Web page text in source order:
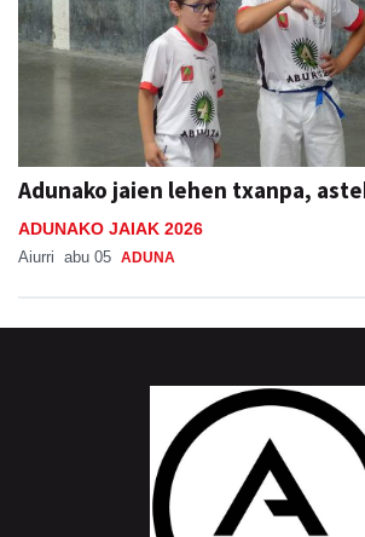
Adunako jaien lehen txanpa,
ADUNAKO JAIAK 2026
Aiurri abu 05 ADUNA